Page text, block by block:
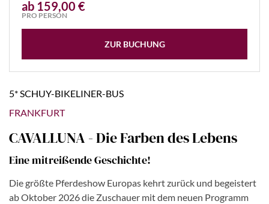
ab 159,00 €
PRO PERSON
ZUR BUCHUNG
5* SCHUY-BIKELINER-BUS
FRANKFURT
CAVALLUNA - Die Farben des Lebens
Eine mitreißende Geschichte!
Die größte Pferdeshow Europas kehrt zurück und begeistert
ab Oktober 2026 die Zuschauer mit dem neuen Programm